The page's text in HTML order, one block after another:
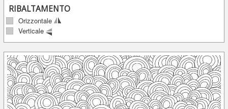
RIBALTAMENTO
Orizzontale
Verticale